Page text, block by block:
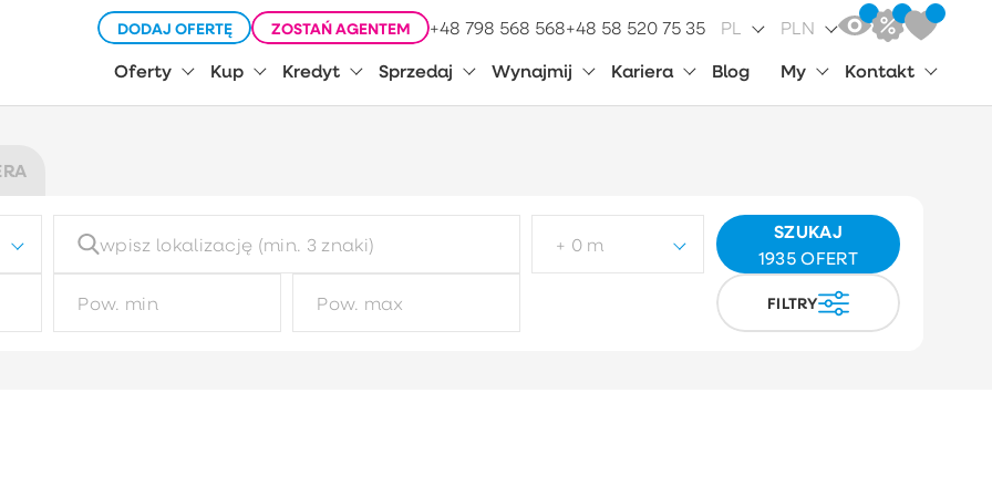
DODAJ OFERTĘ ZOSTAŃ AGENTEM +48 798 568 568+48 58 520 75 35 PL PLN
Oferty Kup Kredyt Sprzedaj Wynajmij Kariera Blog My Kontakt
+ 0 m
SZUKAJ
1935OFERT
FILTRY